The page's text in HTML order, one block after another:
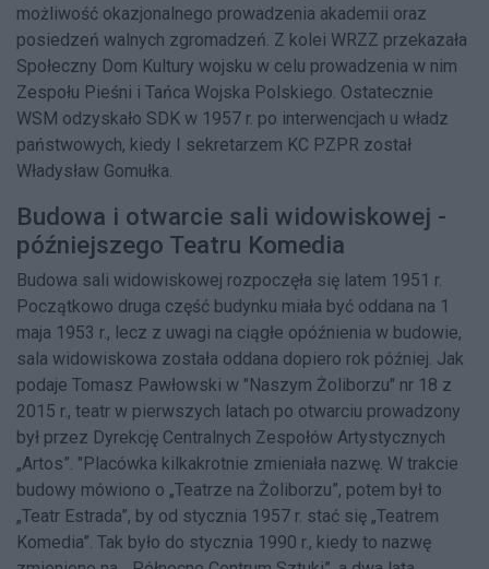
możliwość okazjonalnego prowadzenia akademii oraz
posiedzeń walnych zgromadzeń. Z kolei WRZZ przekazała
Społeczny Dom Kultury wojsku w celu prowadzenia w nim
Zespołu Pieśni i Tańca Wojska Polskiego. Ostatecznie
WSM odzyskało SDK w 1957 r. po interwencjach u władz
państwowych, kiedy I sekretarzem KC PZPR został
Władysław Gomułka.
Budowa i otwarcie sali widowiskowej -
późniejszego Teatru Komedia
Budowa sali widowiskowej rozpoczęła się latem 1951 r.
Początkowo druga część budynku miała być oddana na 1
maja 1953 r., lecz z uwagi na ciągłe opóźnienia w budowie,
sala widowiskowa została oddana dopiero rok później. Jak
podaje Tomasz Pawłowski w "Naszym Żoliborzu" nr 18 z
2015 r., teatr w pierwszych latach po otwarciu prowadzony
był przez Dyrekcję Centralnych Zespołów Artystycznych
„Artos”. "Placówka kilkakrotnie zmieniała nazwę. W trakcie
budowy mówiono o „Teatrze na Żoliborzu”, potem był to
„Teatr Estrada”, by od stycznia 1957 r. stać się „Teatrem
Komedia”. Tak było do stycznia 1990 r., kiedy to nazwę